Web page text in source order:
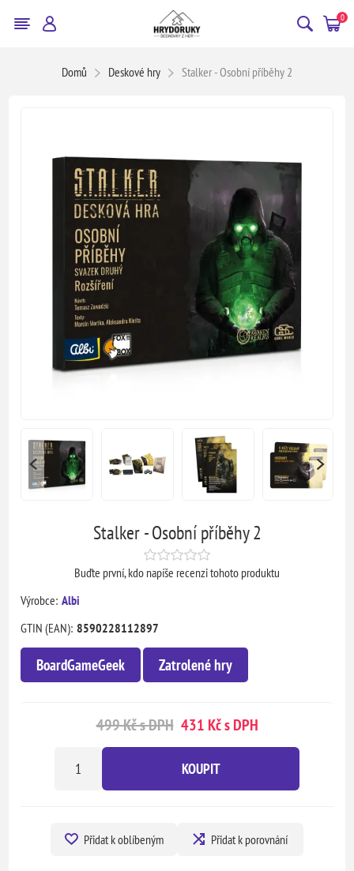
0
Domů Deskové hry Stalker - Osobní příběhy 2
Stalker - Osobní příběhy 2
Buďte první, kdo napíše recenzi tohoto produktu
Výrobce: Albi
GTIN (EAN): 8590228112897
BoardGameGeek Zatrolené hry
499 Kč s DPH 431 Kč s DPH
KOUPIT
Přidat k oblíbeným Přidat k porovnání